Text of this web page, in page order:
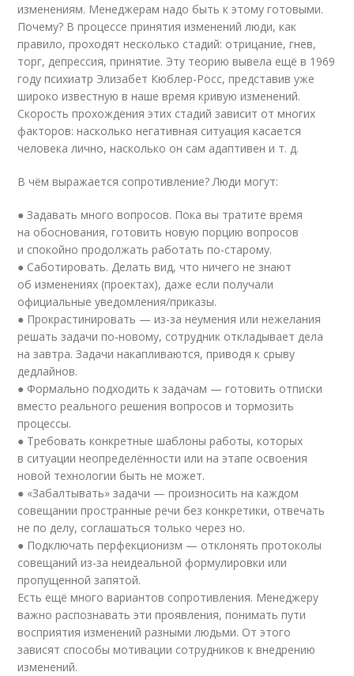
изменениям. Менеджерам надо быть к этому готовыми.
Почему? В процессе принятия изменений люди, как
правило, проходят несколько стадий: отрицание, гнев,
торг, депрессия, принятие. Эту теорию вывела ещё в 1969
году психиатр Элизабет Кюблер-Росс, представив уже
широко известную в наше время кривую изменений.
Скорость прохождения этих стадий зависит от многих
факторов: насколько негативная ситуация касается
человека лично, насколько он сам адаптивен и т. д.
В чём выражается сопротивление? Люди могут:
● Задавать много вопросов. Пока вы тратите время
на обоснования, готовить новую порцию вопросов
и спокойно продолжать работать по-старому.
● Саботировать. Делать вид, что ничего не знают
об изменениях (проектах), даже если получали
официальные уведомления/приказы.
● Прокрастинировать — из-за неумения или нежелания
решать задачи по-новому, сотрудник откладывает дела
на завтра. Задачи накапливаются, приводя к срыву
дедлайнов.
● Формально подходить к задачам — готовить отписки
вместо реального решения вопросов и тормозить
процессы.
● Требовать конкретные шаблоны работы, которых
в ситуации неопределённости или на этапе освоения
новой технологии быть не может.
● «Забалтывать» задачи — произносить на каждом
совещании пространные речи без конкретики, отвечать
не по делу, соглашаться только через но.
● Подключать перфекционизм — отклонять протоколы
совещаний из-за неидеальной формулировки или
пропущенной запятой.
Есть ещё много вариантов сопротивления. Менеджеру
важно распознавать эти проявления, понимать пути
восприятия изменений разными людьми. От этого
зависят способы мотивации сотрудников к внедрению
изменений.